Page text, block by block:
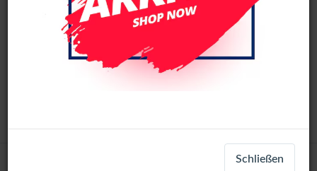
Xiaomi Redmi Note12s /Redmi Note 11
4G/11S / Poco M4 Pro 4G Incell LCD
Display No Frame (All Colors)
LCD-60583
Schließen